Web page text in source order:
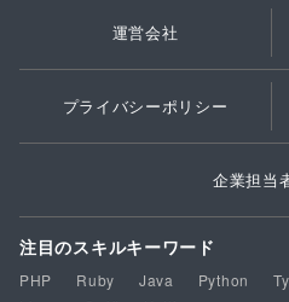
運営会社
プライバシーポリシー
企業担当
注目のスキルキーワード
PHP Ruby Java Python